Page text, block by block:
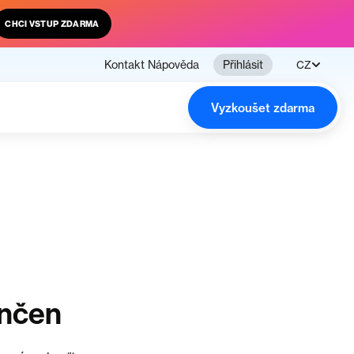
CHCI VSTUP ZDARMA
Kontakt Nápověda Přihlásit CZ
Vyzkoušet zdarma